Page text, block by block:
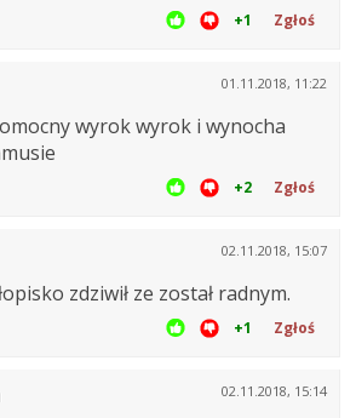
+1 Zgłoś
01.11.2018, 11:22
wyrok wyrok i wynocha
+2 Zgłoś
02.11.2018, 15:07
zdziwił ze został radnym.
+1 Zgłoś
02.11.2018, 15:14